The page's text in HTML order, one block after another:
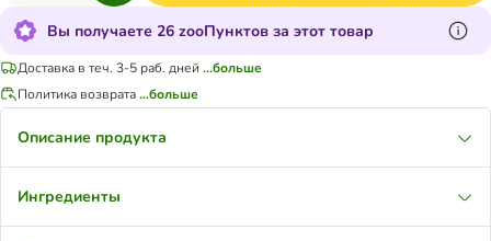
Вы получаете 26 zooПунктов за этот товар
Доставка в теч. 3-5 раб. дней ...больше
Политика возврата...больше
Описание продукта
Ингредиенты